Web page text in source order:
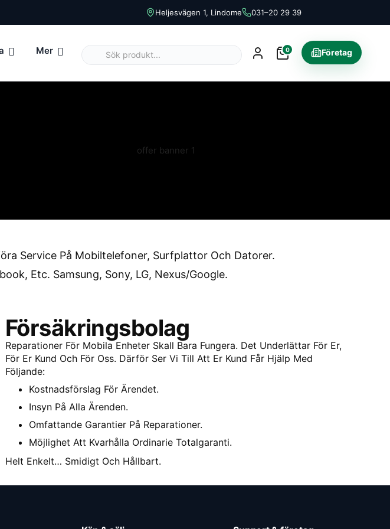
Heljesvägen 1, Lindome 031–20 29 39
Mer 0 Företag
Service På Mobiltelefoner, Surfplattor Och Datorer.
Etc. Samsung, Sony, LG, Nexus/Google.
Försäkringsbolag
Reparationer För Mobila Enheter Skall Bara Fungera. Det Underlättar För Er,
För Er Kund Och För Oss. Därför Ser Vi Till Att Er Kund Får Hjälp Med
Följande:
Kostnadsförslag För Ärendet.
Insyn På Alla Ärenden.
Omfattande Garantier På Reparationer.
Möjlighet Att Kvarhålla Ordinarie Totalgaranti.
Helt Enkelt… Smidigt Och Hållbart.